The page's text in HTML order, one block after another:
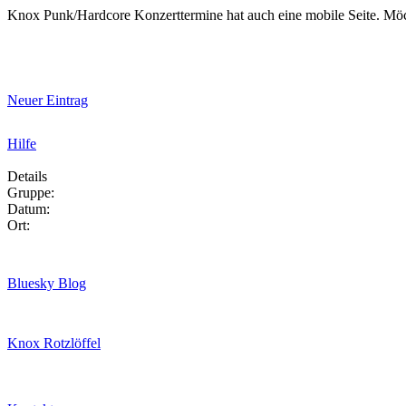
Knox Punk/Hardcore Konzerttermine hat auch eine mobile Seite.
Neuer Eintrag
Hilfe
Details
Gruppe:
Datum:
Ort:
Bluesky Blog
Knox Rotzlöffel